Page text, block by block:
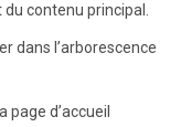
contenu principal.
dans l’arborescence
page d’accueil